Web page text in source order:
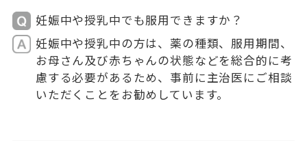
妊娠中や授乳中でも服用できますか？
妊娠中や授乳中の方は、薬の種類、服用期間、
お母さん及び赤ちゃんの状態などを総合的に考
慮する必要があるため、事前に主治医にご相談
いただくことをお勧めしています。